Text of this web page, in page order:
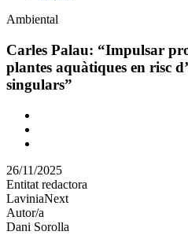
Àmbit
la
notícia
Ambiental
Carles Palau: “Impulsar
plantes aquàtiques en risc
singulars”
Comparteix
altres
xarxes
socials
26/11/2025
Entitat redactora
LaviniaNext
Autor/a
Dani Sorolla